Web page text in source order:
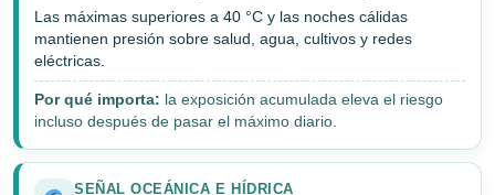
Las máximas superiores a 40 °C y las noches cálidas
mantienen presión sobre salud, agua, cultivos y redes
eléctricas.
Por qué importa: la exposición acumulada eleva el riesgo
incluso después de pasar el máximo diario.
SEÑAL OCEÁNICA E HÍDRICA